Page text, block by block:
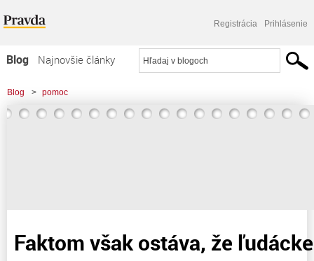
Registrácia Prihlásenie
Blog
Najnovšie články
Najčítanejšie články
Najkomentovanejšie články
Blog > pomoc
> Faktom však ostáva, že ľudácke Slovensko bolo spojencom nacistického
Faktom však ostáva, že